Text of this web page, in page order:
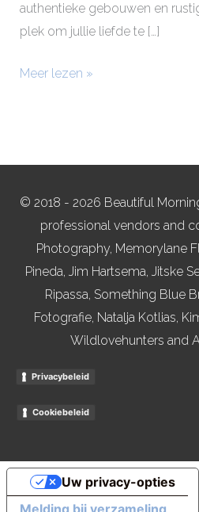
authentieke gebouwen en
plek om jullie liefde te […]
Meer lezen »
© 2018 - 2026 Beautiful
professional vendors and
Photography, Memorylane
Pineda, Jim Hartsema, Jitske
Ripassa, Something Blue
Fotografie, Natalja Kotlias,
Wildlovehunters and
Privacybeleid
Cookiebeleid
Melding bij verzameling
Uw privacy-opties